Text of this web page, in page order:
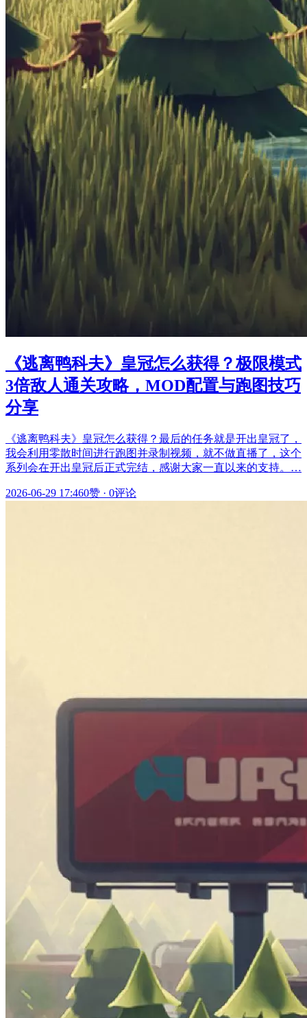
《逃离鸭科夫》皇冠怎么获得？极限模式
3倍敌人通关攻略，MOD配置与跑图技巧
分享
《逃离鸭科夫》皇冠怎么获得？最后的任务就是开出皇冠了，
我会利用零散时间进行跑图并录制视频，就不做直播了，这个
系列会在开出皇冠后正式完结，感谢大家一直以来的支持。…
2026-06-29 17:460赞 · 0评论